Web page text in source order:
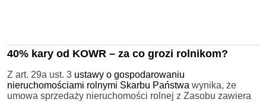
40% kary od KOWR – za co grozi rolnikom?
Z art. 29a ust. 3 ustawy o gospodarowaniu
nieruchomościami rolnymi Skarbu Państwa wynika, że
umowa sprzedaży nieruchomości rolnej z Zasobu zawiera